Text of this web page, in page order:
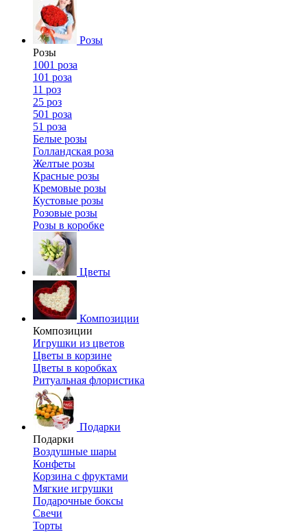
Розы
Розы
1001 роза
101 роза
11 роз
25 роз
501 роза
51 роза
Белые розы
Голландская роза
Желтые розы
Красные розы
Кремовые розы
Кустовые розы
Розовые розы
Розы в коробке
Цветы
Композиции
Композиции
Игрушки из цветов
Цветы в корзине
Цветы в коробках
Ритуальная флористика
Подарки
Подарки
Воздушные шары
Конфеты
Корзина с фруктами
Мягкие игрушки
Подарочные боксы
Свечи
Торты